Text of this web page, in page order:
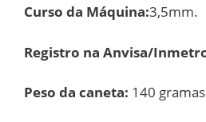
Curso da Máquina:3,5mm.
Registro na Anvisa/
Peso da caneta: 140